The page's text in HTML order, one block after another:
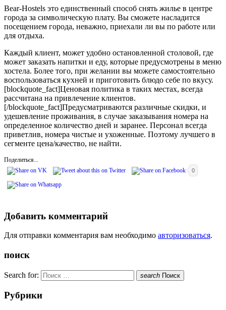
Bear-Hostels это единственный способ снять жилье в центре
города за символическую плату. Вы сможете насладится
посещением города, неважно, приехали ли вы по работе или
для отдыха.
Каждый клиент, может удобно остановленной столовой, где
может заказать напитки и еду, которые предусмотрены в меню
хостела. Более того, при желании вы можете самостоятельно
воспользоваться кухней и приготовить блюдо себе по вкусу.
[blockquote_fact]Ценовая политика в таких местах, всегда
рассчитана на привлечение клиентов.
[/blockquote_fact]Предусматриваются различные скидки, и
удешевление проживания, в случае заказывания номера на
определенное количество дней и заранее. Персонал всегда
приветлив, номера чистые и ухоженные. Поэтому лучшего в
сегменте цена/качество, не найти.
Поделиться...
0
Добавить комментарий
Для отправки комментария вам необходимо авторизоваться.
поиск
Search for: search Поиск
Рубрики